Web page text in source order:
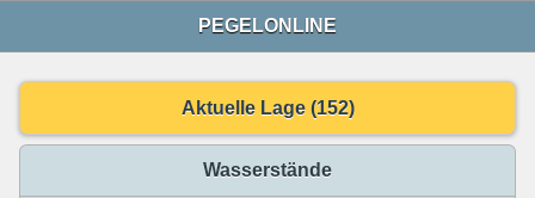
PEGELONLINE
Aktuelle Lage (152)
Wasserstände